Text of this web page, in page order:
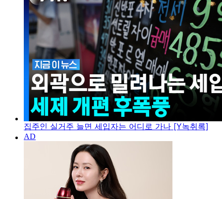
집주인 실거주 늘면 세입자는 어디로 가나 [Y녹취록]